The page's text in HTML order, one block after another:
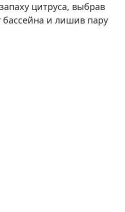
цитруса, выбрав
бассейна и лишив пару